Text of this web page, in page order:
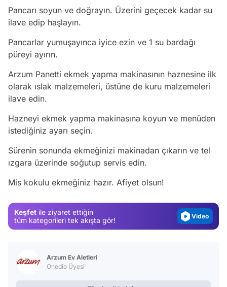
Pancarı soyun ve doğrayın. Üzerini geçecek kadar su
ilave edip haşlayın.
Pancarlar yumuşayınca iyice ezin ve 1 su bardağı
püreyi ayırın.
Arzum Panetti ekmek yapma makinasının haznesine ilk
olarak ıslak malzemeleri, üstüne de kuru malzemeleri
ilave edin.
Hazneyi ekmek yapma makinasına koyun ve menüden
istediğiniz ayarı seçin.
Sürenin sonunda ekmeğinizi makinadan çıkarın ve tel
ızgara üzerinde soğutup servis edin.
Mis kokulu ekmeğiniz hazır. Afiyet olsun!
Keşfet ile ziyaret ettiğin
tüm kategorileri tek akışta gör!
Video
Video
Test
Arzum Ev Aletleri
Onedio Üyesi